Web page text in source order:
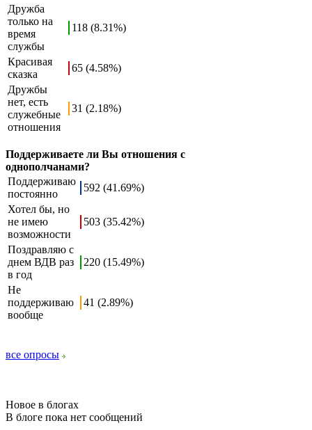
Дружба
только на
время
службы
118 (8.31%)
Красивая
сказка
65 (4.58%)
Дружбы
нет, есть
служебные
отношения
31 (2.18%)
Поддерживаете ли Вы отношения с
однополчанами?
Поддерживаю
постоянно
592 (41.69%)
Хотел бы, но
не имею
возможности
503 (35.42%)
Поздравляю с
днем ВДВ раз
в год
220 (15.49%)
Не
поддерживаю
вообще
41 (2.89%)
все опросы
Новое в блогах
В блоге пока нет сообщений